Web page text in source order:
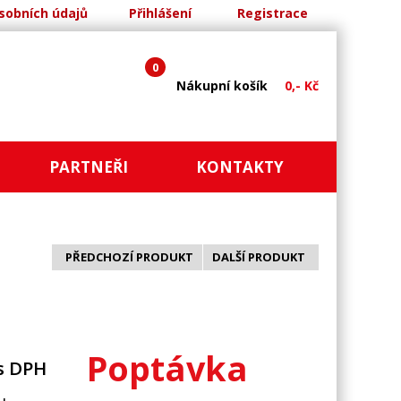
údajů Přihlášení Registrace
Nákupní košík 0,- Kč
0
PARTNEŘI KONTAKTY
DALŠÍ PRODUKT
PŘEDCHOZÍ PRODUKT
DPH Poptávka